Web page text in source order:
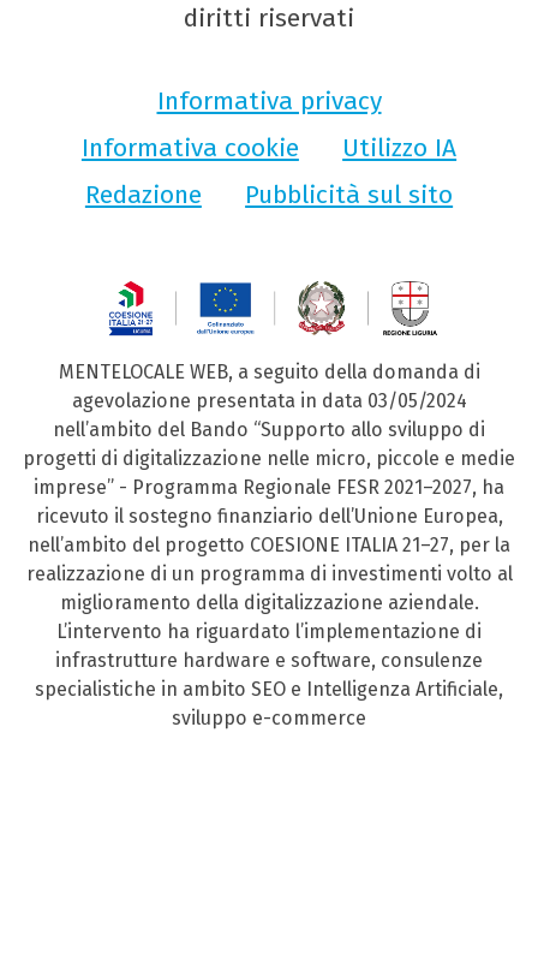
diritti riservati
Informativa privacy
Informativa cookie
Utilizzo IA
Redazione
Pubblicità sul sito
MENTELOCALE WEB, a seguito della domanda di
agevolazione presentata in data 03/05/2024
nell’ambito del Bando “Supporto allo sviluppo di
progetti di digitalizzazione nelle micro, piccole e medie
imprese” - Programma Regionale FESR 2021–2027, ha
ricevuto il sostegno finanziario dell’Unione Europea,
nell’ambito del progetto COESIONE ITALIA 21–27, per la
realizzazione di un programma di investimenti volto al
miglioramento della digitalizzazione aziendale.
L’intervento ha riguardato l’implementazione di
infrastrutture hardware e software, consulenze
specialistiche in ambito SEO e Intelligenza Artificiale,
sviluppo e-commerce